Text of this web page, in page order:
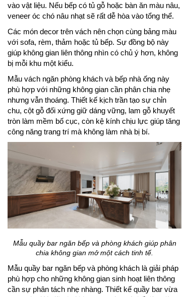
vào vật liệu. Nếu bếp có tủ gỗ hoặc bàn ăn màu nâu,
veneer óc chó nâu nhạt sẽ rất dễ hòa vào tổng thể.
Các món decor trên vách nên chọn cùng bảng màu
với sofa, rèm, thảm hoặc tủ bếp. Sự đồng bộ này
giúp không gian liên thông nhìn có chủ ý hơn, không
bị mỗi khu một kiểu.
Mẫu vách ngăn phòng khách và bếp nhà ống này
phù hợp với những không gian cần phân chia nhẹ
nhưng vẫn thoáng. Thiết kế kịch trần tạo sự chỉn
chu, cột gỗ đối xứng giữ dáng vững, lam gỗ khuyết
tròn làm mềm bố cục, còn kệ kính chịu lực giúp tăng
công năng trang trí mà không làm nhà bị bí.
Mẫu quầy bar ngăn bếp và phòng khách giúp phân
chia không gian mở một cách tinh tế.
Mẫu quầy bar ngăn bếp và phòng khách là giải pháp
phù hợp cho những không gian sinh hoạt liên thông
cần sự phân tách nhẹ nhàng. Thiết kế quầy bar vừa